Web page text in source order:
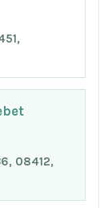
08412,